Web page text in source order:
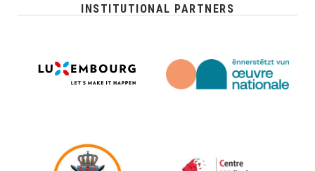
INSTITUTIONAL PARTNERS